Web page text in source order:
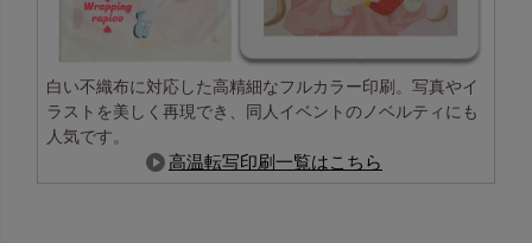
白い不織布に対応した高精細なフルカラー印刷。写真やイ
ラストを美しく再現でき、同人イベントのノベルティにも
人気です。
高温転写印刷一覧はこちら